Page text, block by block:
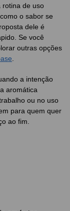
rotina de uso
o sabor se
dele é
Se você
outras opções
a intenção
aromática
ou no uso
para quem quer
ao fim.